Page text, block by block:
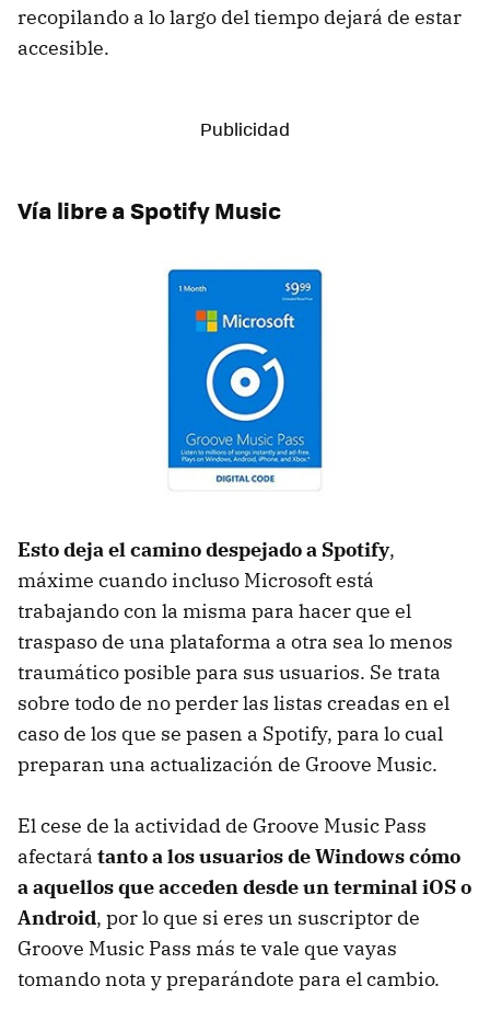
recopilando a lo largo del tiempo dejará de estar
accesible.
Vía libre a Spotify Music
Esto deja el camino despejado a Spotify,
máxime cuando incluso Microsoft está
trabajando con la misma para hacer que el
traspaso de una plataforma a otra sea lo menos
traumático posible para sus usuarios. Se trata
sobre todo de no perder las listas creadas en el
caso de los que se pasen a Spotify, para lo cual
preparan una actualización de Groove Music.
El cese de la actividad de Groove Music Pass
afectará tanto a los usuarios de Windows cómo
a aquellos que acceden desde un terminal iOS o
Android, por lo que si eres un suscriptor de
Groove Music Pass más te vale que vayas
tomando nota y preparándote para el cambio.